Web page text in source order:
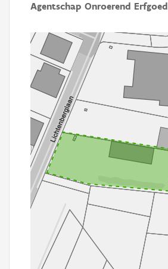
Agentschap Onroerend Erfgoed